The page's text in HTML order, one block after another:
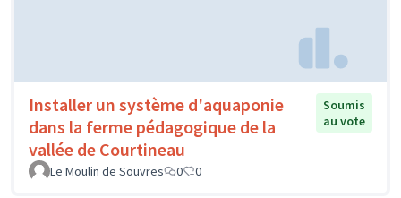
Installer un système d'aquaponie
dans la ferme pédagogique de la
vallée de Courtineau
Soumis
au vote
Le Moulin de Souvres 0 0